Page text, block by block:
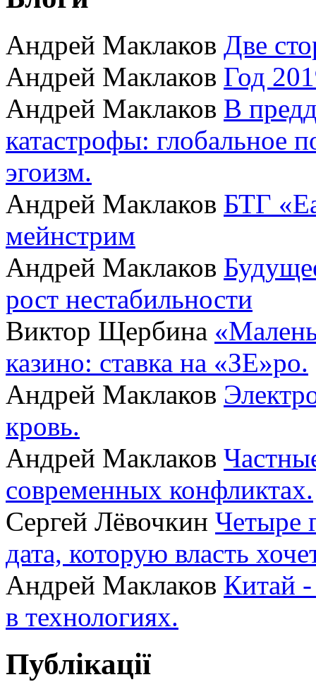
Андрей Маклаков Две
Андрей Маклаков Год
Андрей Маклаков В
катастрофы: глобальное
эгоизм.
Андрей Маклаков БТГ
мейнстрим
Андрей Маклаков
рост нестабильности
Виктор Щербина
казино: ставка на «ЗЕ»ро.
Андрей Маклаков
кровь.
Андрей Маклаков
современных конфликтах.
Сергей Лёвочкин Четыре
дата, которую власть
Андрей Маклаков Китай
в технологиях.
Публікації